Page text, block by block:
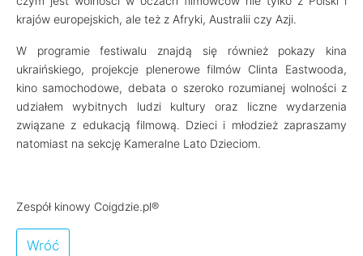
krajów europejskich, ale też z Afryki, Australii czy Azji.
W programie festiwalu znajdą się również pokazy kina
ukraińskiego, projekcje plenerowe filmów Clinta Eastwooda,
kino samochodowe, debata o szeroko rozumianej wolności z
udziałem wybitnych ludzi kultury oraz liczne wydarzenia
związane z edukacją filmową. Dzieci i młodzież zapraszamy
natomiast na sekcję Kameralne Lato Dzieciom.
Zespół kinowy Coigdzie.pl®
Wróć